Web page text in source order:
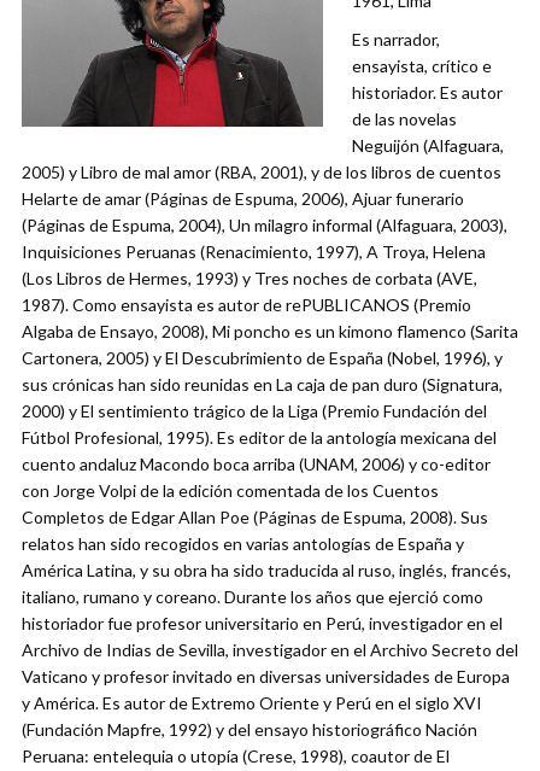
Es narrador,
ensayista, crítico e
historiador. Es autor
de las novelas
Neguijón (Alfaguara,
2005) y Libro de mal amor (RBA, 2001), y de los libros de cuentos
Helarte de amar (Páginas de Espuma, 2006), Ajuar funerario
(Páginas de Espuma, 2004), Un milagro informal (Alfaguara, 2003),
Inquisiciones Peruanas (Renacimiento, 1997), A Troya, Helena
(Los Libros de Hermes, 1993) y Tres noches de corbata (AVE,
1987). Como ensayista es autor de rePUBLICANOS (Premio
Algaba de Ensayo, 2008), Mi poncho es un kimono flamenco (Sarita
Cartonera, 2005) y El Descubrimiento de España (Nobel, 1996), y
sus crónicas han sido reunidas en La caja de pan duro (Signatura,
2000) y El sentimiento trágico de la Liga (Premio Fundación del
Fútbol Profesional, 1995). Es editor de la antología mexicana del
cuento andaluz Macondo boca arriba (UNAM, 2006) y co-editor
con Jorge Volpi de la edición comentada de los Cuentos
Completos de Edgar Allan Poe (Páginas de Espuma, 2008). Sus
relatos han sido recogidos en varias antologías de España y
América Latina, y su obra ha sido traducida al ruso, inglés, francés,
italiano, rumano y coreano. Durante los años que ejerció como
historiador fue profesor universitario en Perú, investigador en el
Archivo de Indias de Sevilla, investigador en el Archivo Secreto del
Vaticano y profesor invitado en diversas universidades de Europa
y América. Es autor de Extremo Oriente y Perú en el siglo XVI
(Fundación Mapfre, 1992) y del ensayo historiográfico Nación
Peruana: entelequia o utopía (Crese, 1998), coautor de El